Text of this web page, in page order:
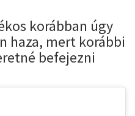
korábban úgy
haza, mert korábbi
befejezni